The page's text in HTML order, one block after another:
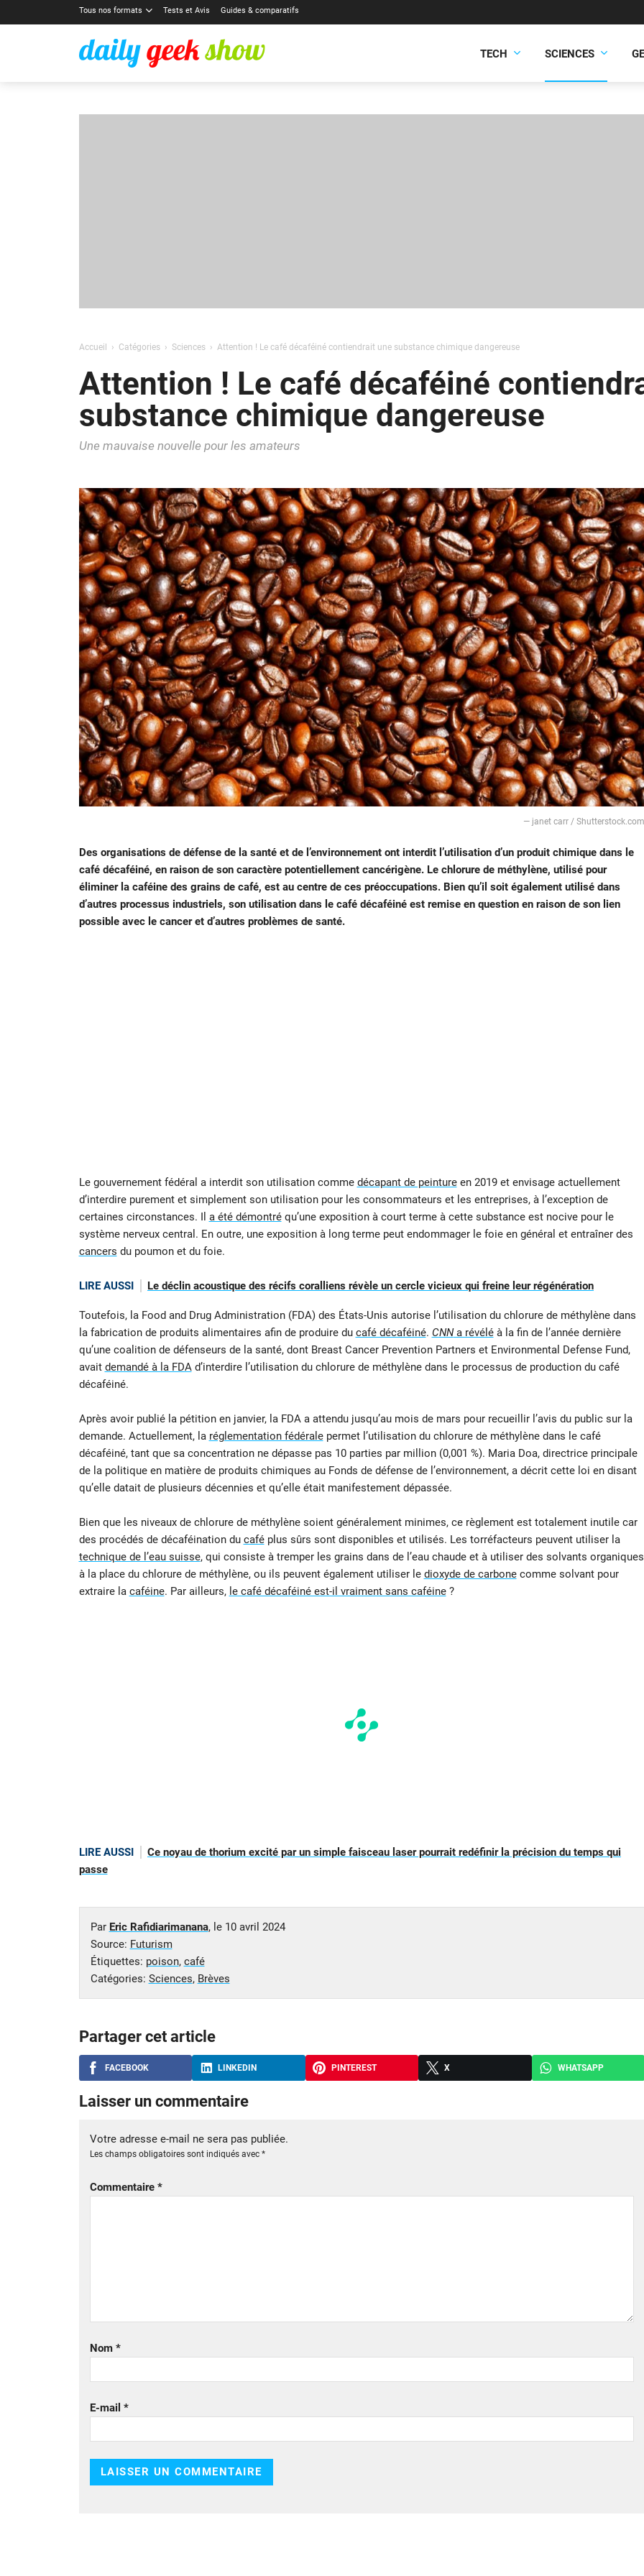
Tous nos formats Tests et Avis Guides & comparatifs
TECH SCIENCES
Accueil Catégories Sciences Attention ! Le café décaféiné contiendrait une substance chimique dangereuse
Attention ! Le café décaféiné
substance chimique dangereuse
Une mauvaise nouvelle pour les amateurs
— janet carr / Shutterstock.com
Des organisations de défense de la santé et de l’environnement ont interdit l’utilisation d’un produit chimique dans le
café décaféiné, en raison de son caractère potentiellement cancérigène. Le chlorure de méthylène, utilisé pour
éliminer la caféine des grains de café, est au centre de ces préoccupations. Bien qu’il soit également utilisé dans
d’autres processus industriels, son utilisation dans le café décaféiné est remise en question en raison de son lien
possible avec le cancer et d’autres problèmes de santé.
Le gouvernement fédéral a interdit son utilisation comme décapant de peintureen 2019 et envisage actuellement
d’interdire purement et simplement son utilisation pour les consommateurs et les entreprises, à l’exception de
certaines circonstances. Il a été démontréqu’une exposition à court terme à cette substance est nocive pour le
système nerveux central. En outre, une exposition à long terme peut endommager le foie en général et entraîner des
cancers du poumon et du foie.
LIRE AUSSI Le déclin acoustique des récifs coralliens révèle un cercle vicieux qui freine leur régénération
Toutefois, la Food and Drug Administration (FDA) des États-Unis autorise l’utilisation du chlorure de méthylène dans
la fabrication de produits alimentaires afin de produire du café décaféiné. CNNa révéléà la fin de l’année dernière
qu’une coalition de défenseurs de la santé, dont Breast Cancer Prevention Partners et Environmental Defense Fund,
avait demandé à la FDAd’interdire l’utilisation du chlorure de méthylène dans le processus de production du café
décaféiné.
Après avoir publié la pétition en janvier, la FDA a attendu jusqu’au mois de mars pour recueillir l’avis du public sur la
demande. Actuellement, la réglementation fédéralepermet l’utilisation du chlorure de méthylène dans le café
décaféiné, tant que sa concentration ne dépasse pas 10 parties par million (0,001 %). Maria Doa, directrice principale
de la politique en matière de produits chimiques au Fonds de défense de l’environnement, a décrit cette loi en disant
qu’elle datait de plusieurs décennies et qu’elle était manifestement dépassée.
Bien que les niveaux de chlorure de méthylène soient généralement minimes, ce règlement est totalement inutile car
des procédés de décaféination du caféplus sûrs sont disponibles et utilisés. Les torréfacteurs peuvent utiliser la
technique de l’eau suisse, qui consiste à tremper les grains dans de l’eau chaude et à utiliser des solvants organiques
à la place du chlorure de méthylène, ou ils peuvent également utiliser le dioxyde de carbonecomme solvant pour
extraire la caféine. Par ailleurs, le café décaféiné est-il vraiment sans caféine?
LIRE AUSSI
Ce noyau de thorium excité par un simple faisceau laser pourrait redéfinir la précision du temps qui
passe
Par Eric Rafidiarimanana, le 10 avril 2024
Source: Futurism
Étiquettes: poison, café
Catégories: Sciences, Brèves
Partager cet article
FACEBOOK LINKEDIN PINTEREST X WHATSAPP
Laisser un commentaire
Votre adresse e-mail ne sera pas publiée.
Les champs obligatoires sont indiqués avec *
Commentaire *
Nom *
E-mail *